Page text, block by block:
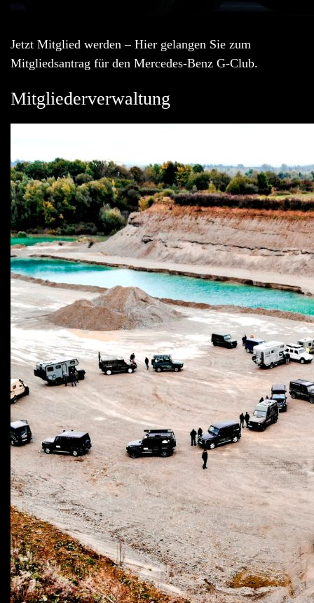
Jetzt Mitglied werden – Hier gelangen Sie zum
Mitgliedsantrag für den Mercedes-Benz G-Club.
Mitgliederverwaltung